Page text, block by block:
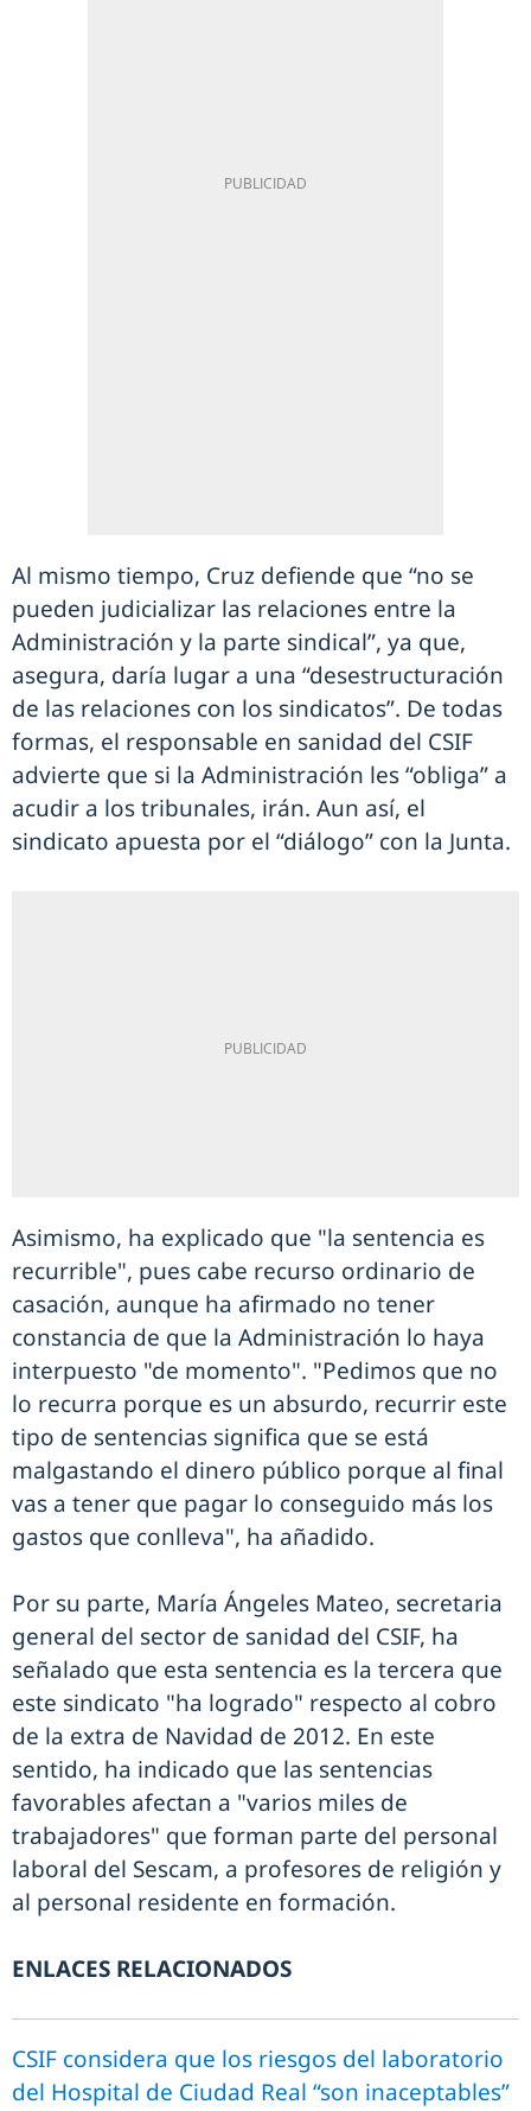
Al mismo tiempo, Cruz defiende que “no se
pueden judicializar las relaciones entre la
Administración y la parte sindical”, ya que,
asegura, daría lugar a una “desestructuración
de las relaciones con los sindicatos”. De todas
formas, el responsable en sanidad del CSIF
advierte que si la Administración les “obliga” a
acudir a los tribunales, irán. Aun así, el
sindicato apuesta por el “diálogo” con la Junta.
Asimismo, ha explicado que "la sentencia es
recurrible", pues cabe recurso ordinario de
casación, aunque ha afirmado no tener
constancia de que la Administración lo haya
interpuesto "de momento". "Pedimos que no
lo recurra porque es un absurdo, recurrir este
tipo de sentencias significa que se está
malgastando el dinero público porque al final
vas a tener que pagar lo conseguido más los
gastos que conlleva", ha añadido.
Por su parte, María Ángeles Mateo, secretaria
general del sector de sanidad del CSIF, ha
señalado que esta sentencia es la tercera que
este sindicato "ha logrado" respecto al cobro
de la extra de Navidad de 2012. En este
sentido, ha indicado que las sentencias
favorables afectan a "varios miles de
trabajadores" que forman parte del personal
laboral del Sescam, a profesores de religión y
al personal residente en formación.
ENLACES RELACIONADOS
CSIF considera que los riesgos del laboratorio
del Hospital de Ciudad Real “son inaceptables”